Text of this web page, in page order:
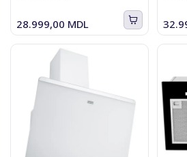
28.999,00 MDL